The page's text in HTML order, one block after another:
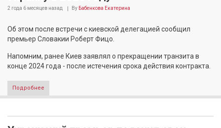
2 года 6 месяцев назад By Бабенкова Екатерина
Об этом после встречи с киевской делегацией сообщил
премьер Словакии Роберт Фицо.
Напомним, ранее Киев заявлял о прекращении транзита в
конце 2024 года - после истечения срока действия контракта.
Подробнее